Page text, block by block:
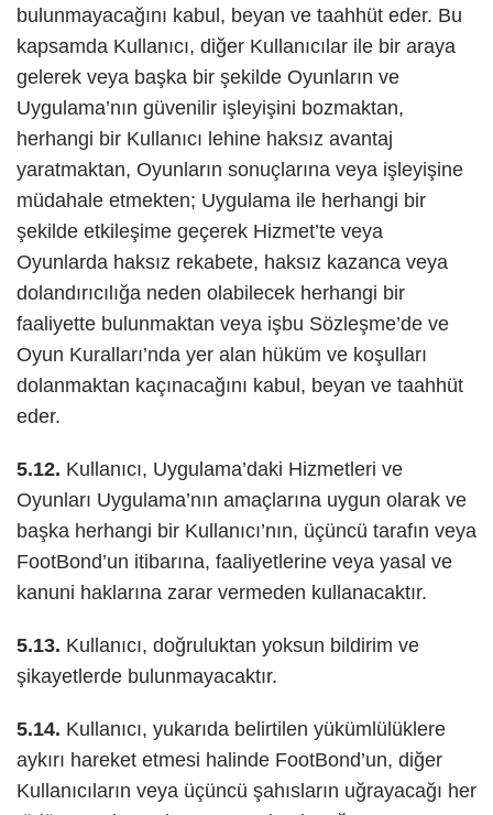
bulunmayacağını kabul, beyan ve taahhüt eder. Bu
kapsamda Kullanıcı, diğer Kullanıcılar ile bir araya
gelerek veya başka bir şekilde Oyunların ve
Uygulama’nın güvenilir işleyişini bozmaktan,
herhangi bir Kullanıcı lehine haksız avantaj
yaratmaktan, Oyunların sonuçlarına veya işleyişine
müdahale etmekten; Uygulama ile herhangi bir
şekilde etkileşime geçerek Hizmet’te veya
Oyunlarda haksız rekabete, haksız kazanca veya
dolandırıcılığa neden olabilecek herhangi bir
faaliyette bulunmaktan veya işbu Sözleşme’de ve
Oyun Kuralları’nda yer alan hüküm ve koşulları
dolanmaktan kaçınacağını kabul, beyan ve taahhüt
eder.
5.12. Kullanıcı, Uygulama’daki Hizmetleri ve
Oyunları Uygulama’nın amaçlarına uygun olarak ve
başka herhangi bir Kullanıcı’nın, üçüncü tarafın veya
FootBond’un itibarına, faaliyetlerine veya yasal ve
kanuni haklarına zarar vermeden kullanacaktır.
5.13. Kullanıcı, doğruluktan yoksun bildirim ve
şikayetlerde bulunmayacaktır.
5.14. Kullanıcı, yukarıda belirtilen yükümlülüklere
aykırı hareket etmesi halinde FootBond’un, diğer
Kullanıcıların veya üçüncü şahısların uğrayacağı her